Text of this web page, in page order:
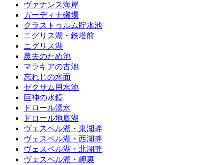
ヴァナンス海岸
ガーディナ磯場
クラストゥルム貯水池
ニグリス湖・鉄塔前
ニグリス湖
農夫のため池
マラキアの古池
忘れじの水面
ゼクサム用水池
巨神の水鏡
ドロール湧水
ドロール地底湖
ヴェスペル湖・東湖畔
ヴェスペル湖・西湖畔
ヴェスペル湖・北湖畔
ヴェスペル湖・岬裏